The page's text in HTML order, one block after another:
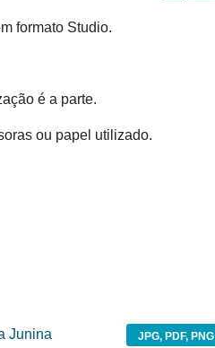
formato Studio.
é a parte.
ou papel utilizado.
JPG, PDF, PNG